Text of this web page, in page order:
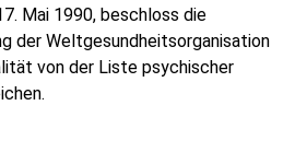
Mai 1990, beschloss die
der Weltgesundheitsorganisation
von der Liste psychischer